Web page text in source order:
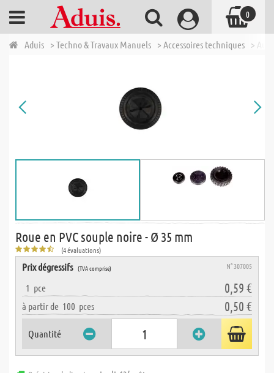
Aduis > Techno & Travaux Manuels > Accessoires techniques >
Roue en PVC souple noire - Ø 35 mm
(4 évaluations)
Prix dégressifs (TVA comprise) N° 307005
1 pce 0,59 €
à partir de 100 pces 0,50 €
Quantité
0